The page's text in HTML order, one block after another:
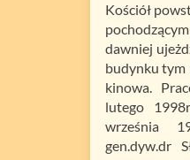
Kościół
dawniej
budynku tym
kinowa.
lutego
września
gen.dyw.dr